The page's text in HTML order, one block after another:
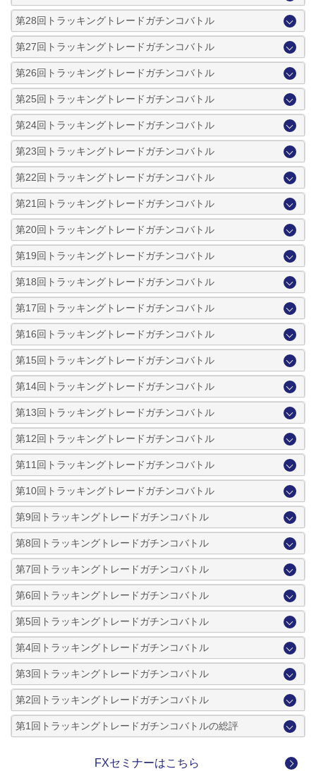
第28回トラッキングトレードガチンコバトル
第27回トラッキングトレードガチンコバトル
第26回トラッキングトレードガチンコバトル
第25回トラッキングトレードガチンコバトル
第24回トラッキングトレードガチンコバトル
第23回トラッキングトレードガチンコバトル
第22回トラッキングトレードガチンコバトル
第21回トラッキングトレードガチンコバトル
第20回トラッキングトレードガチンコバトル
第19回トラッキングトレードガチンコバトル
第18回トラッキングトレードガチンコバトル
第17回トラッキングトレードガチンコバトル
第16回トラッキングトレードガチンコバトル
第15回トラッキングトレードガチンコバトル
第14回トラッキングトレードガチンコバトル
第13回トラッキングトレードガチンコバトル
第12回トラッキングトレードガチンコバトル
第11回トラッキングトレードガチンコバトル
第10回トラッキングトレードガチンコバトル
第9回トラッキングトレードガチンコバトル
第8回トラッキングトレードガチンコバトル
第7回トラッキングトレードガチンコバトル
第6回トラッキングトレードガチンコバトル
第5回トラッキングトレードガチンコバトル
第4回トラッキングトレードガチンコバトル
第3回トラッキングトレードガチンコバトル
第2回トラッキングトレードガチンコバトル
第1回トラッキングトレードガチンコバトルの総評
FXセミナーはこちら